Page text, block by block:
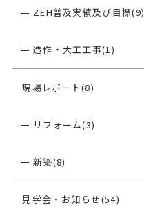
ZEH普及実績及び目標(9)
造作・大工工事(1)
現場レポート(8)
リフォーム(3)
新築(8)
見学会・お知らせ(54)